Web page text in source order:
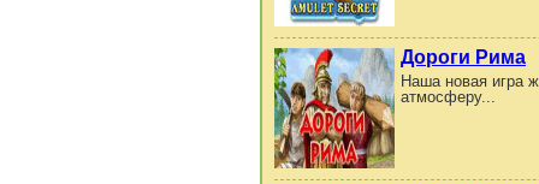
Дороги Рима
Наша новая игра
атмосферу...